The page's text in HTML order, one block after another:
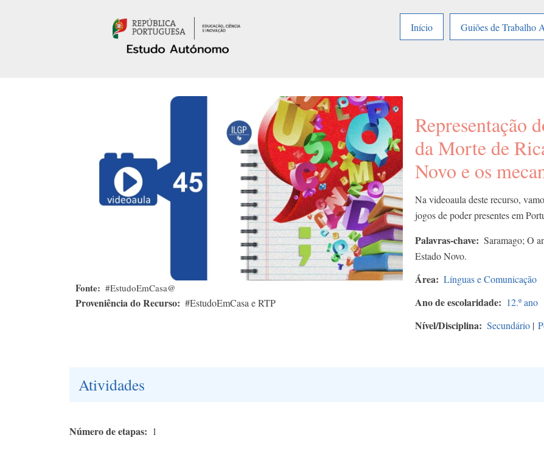
Início
Guiões de Trabalho
Fonte #EstudoEmCasa@
Proveniência do Recurso #EstudoEmCasa e RTP
Representação
da Morte de
Novo e os
Na videoaula deste recurso,
jogos de poder presentes em
Palavras-chave
Saramago; O
Estado Novo.
Área Línguas e Comunicação
Ano de escolaridade 12.º ano
Nível/Disciplina Secundário |
Atividades
Número de etapas 1